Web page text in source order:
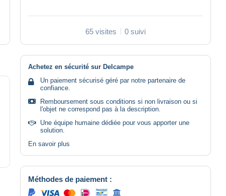
65 visites 0 suivi
Achetez en sécurité sur Delcampe
Un paiement sécurisé géré par notre partenaire de
confiance.
Remboursement sous conditions si non livraison ou si
l'objet ne correspond pas à la description.
Une équipe humaine dédiée pour vous apporter une
solution.
En savoir plus
Méthodes de paiement :